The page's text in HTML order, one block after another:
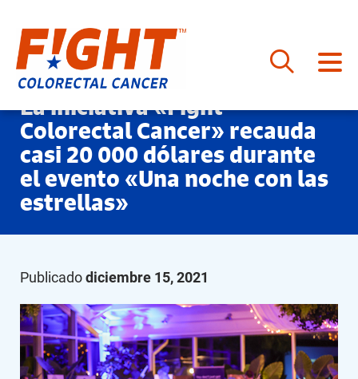
Saltar
al
contenido
La iniciativa «Fight
Colorectal Cancer» recauda
casi 20 000 dólares durante
el evento «Una noche con las
estrellas»
Publicadodiciembre 15, 2021